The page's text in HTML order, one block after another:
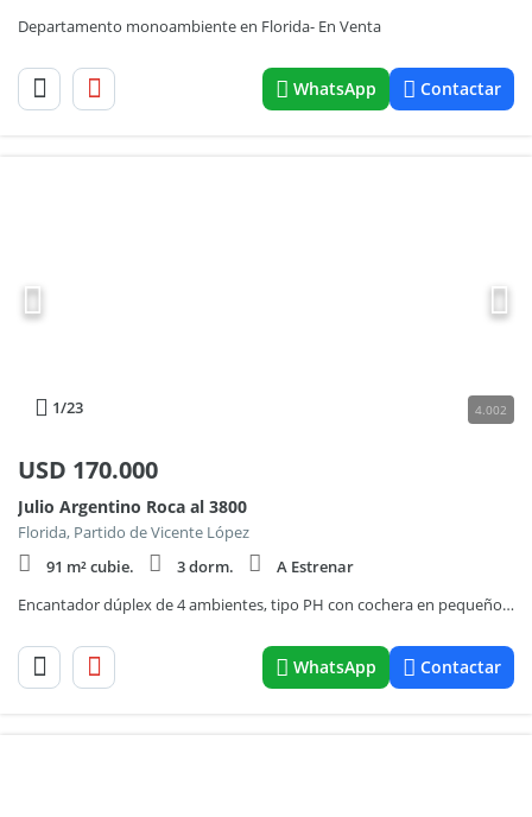
Departamento monoambiente en Florida- En Venta
WhatsApp Contactar
1/23 4.002
USD 170.000
Julio Argentino Roca al 3800
Florida, Partido de Vicente López
91 m² cubie.
3 dorm.
A Estrenar
Encantador dúplex de 4 ambientes, tipo PH con cochera en pequeño condominio- En Venta
WhatsApp Contactar